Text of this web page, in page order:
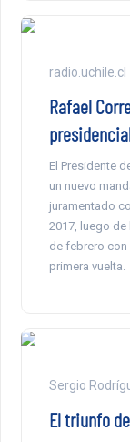
radio.uchile.cl
Rafael
El Presidente
un nuevo
juramentado
2017, luego
de febrero con
primera vuelta.
Sergio
El triunfo